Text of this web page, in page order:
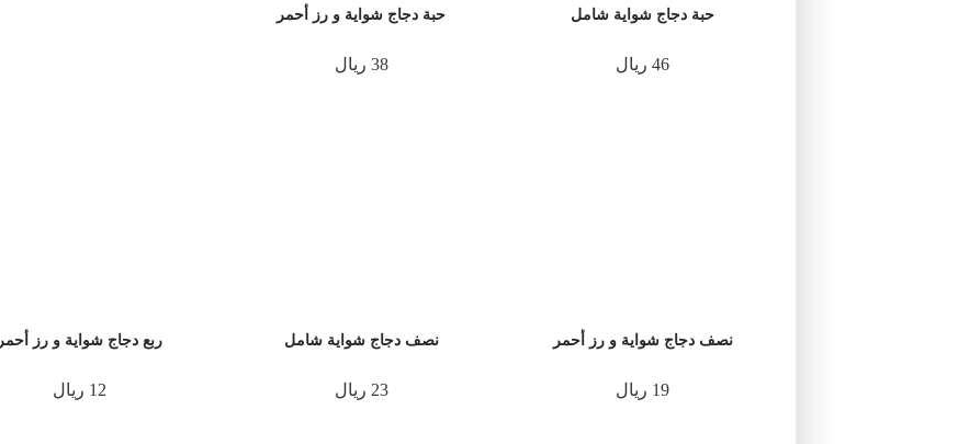
حبة دجاج شواية شامل
46 ريال
حبة دجاج شواية و رز أحمر
38 ريال
نصف دجاج شواية و رز أحمر
19 ريال
نصف دجاج شواية شامل
23 ريال
ربع دجاج شواية و رز أحمر
12 ريال